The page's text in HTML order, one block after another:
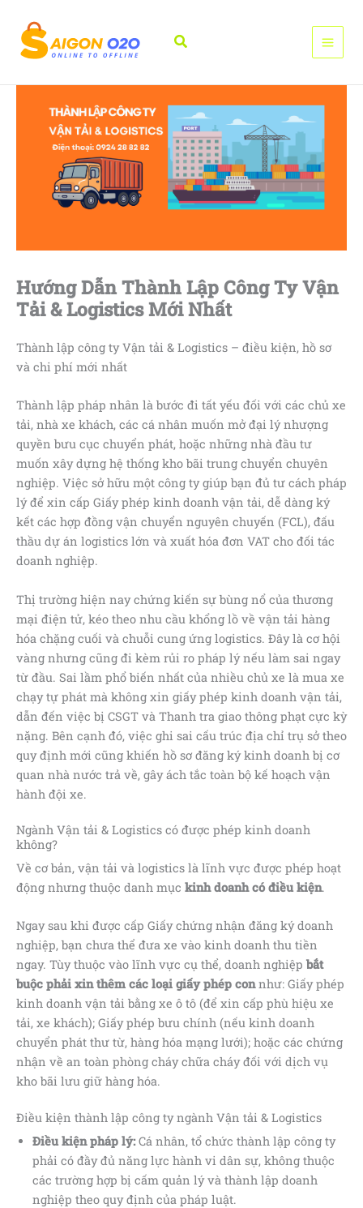
Tìm
Hướng Dẫn Thành Lập Công Ty Vận
Tải & Logistics Mới Nhất
Thành lập công ty Vận tải & Logistics – điều kiện, hồ sơ
và chi phí mới nhất
Thành lập pháp nhân là bước đi tất yếu đối với các chủ xe
tải, nhà xe khách, các cá nhân muốn mở đại lý nhượng
quyền bưu cục chuyển phát, hoặc những nhà đầu tư
muốn xây dựng hệ thống kho bãi trung chuyển chuyên
nghiệp. Việc sở hữu một công ty giúp bạn đủ tư cách pháp
lý để xin cấp Giấy phép kinh doanh vận tải, dễ dàng ký
kết các hợp đồng vận chuyển nguyên chuyến (FCL), đấu
thầu dự án logistics lớn và xuất hóa đơn VAT cho đối tác
doanh nghiệp.
Thị trường hiện nay chứng kiến sự bùng nổ của thương
mại điện tử, kéo theo nhu cầu khổng lồ về vận tải hàng
hóa chặng cuối và chuỗi cung ứng logistics. Đây là cơ hội
vàng nhưng cũng đi kèm rủi ro pháp lý nếu làm sai ngay
từ đầu. Sai lầm phổ biến nhất của nhiều chủ xe là mua xe
chạy tự phát mà không xin giấy phép kinh doanh vận tải,
dẫn đến việc bị CSGT và Thanh tra giao thông phạt cực kỳ
nặng. Bên cạnh đó, việc ghi sai cấu trúc địa chỉ trụ sở theo
quy định mới cũng khiến hồ sơ đăng ký kinh doanh bị cơ
quan nhà nước trả về, gây ách tắc toàn bộ kế hoạch vận
hành đội xe.
Ngành Vận tải & Logistics có được phép kinh doanh
không?
Về cơ bản, vận tải và logistics là lĩnh vực được phép hoạt
động nhưng thuộc danh mục kinh doanh có điều kiện.
Ngay sau khi được cấp Giấy chứng nhận đăng ký doanh
nghiệp, bạn chưa thể đưa xe vào kinh doanh thu tiền
ngay. Tùy thuộc vào lĩnh vực cụ thể, doanh nghiệp bắt
buộc phải xin thêm các loại giấy phép connhư: Giấy phép
kinh doanh vận tải bằng xe ô tô (để xin cấp phù hiệu xe
tải, xe khách); Giấy phép bưu chính (nếu kinh doanh
chuyển phát thư từ, hàng hóa mạng lưới); hoặc các chứng
nhận về an toàn phòng cháy chữa cháy đối với dịch vụ
kho bãi lưu giữ hàng hóa.
Điều kiện thành lập công ty ngành Vận tải & Logistics
Điều kiện pháp lý:Cá nhân, tổ chức thành lập công ty
phải có đầy đủ năng lực hành vi dân sự, không thuộc
các trường hợp bị cấm quản lý và thành lập doanh
nghiệp theo quy định của pháp luật.